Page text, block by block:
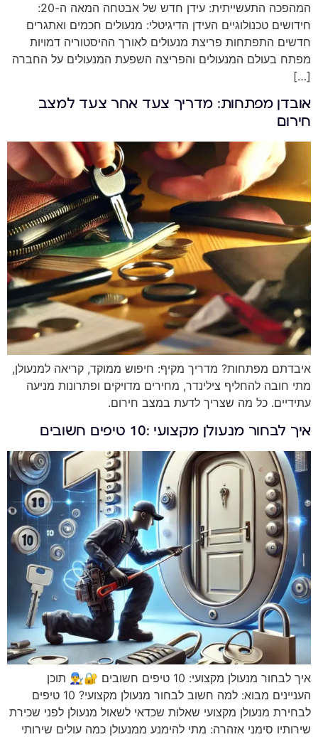
המהפכה התעשייתית: עידן חדש של אבטחה המאה ה-20:
חידושים טכנולוגיים העידן הדיגיטלי: מנעולים חכמים ואתגרים
חדשים התפתחות פריצת מנעולים לאורך ההיסטוריה דמויות
מפתח בעולם המנעולים והפריצה השפעת המנעולים על החברה
[…]
אובדן מפתחות: מדריך צעד אחר צעד למצב
חירום
איבדתם מפתחות? מדריך מקיף: חיפוש ממוקד, קריאה למנעולן,
מתי חובה להחליף צילינדר, מחירים מדויקים ופתרונות מניעה
עתידיים. כל מה שצריך לדעת במצב חירום.
איך לבחור מנעולן מקצועי :10 טיפים חשובים
איך לבחור מנעולן מקצועי: 10 טיפים חשובים 🔐👨‍🔧 תוכן
העניינים מבוא: למה חשוב לבחור מנעולן מקצועי? 10 טיפים
לבחירת מנעולן מקצועי שאלות שכדאי לשאול מנעולן לפני שכירת
שירותיו סימני אזהרה: מתי להימנע ממנעולן כמה עולים שירותי